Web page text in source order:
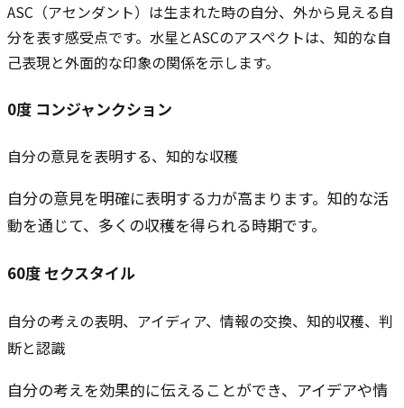
ASC（アセンダント）は生まれた時の自分、外から見える自
分を表す感受点です。水星とASCのアスペクトは、知的な自
己表現と外面的な印象の関係を示します。
0度 コンジャンクション
自分の意見を表明する、知的な収穫
自分の意見を明確に表明する力が高まります。知的な活
動を通じて、多くの収穫を得られる時期です。
60度 セクスタイル
自分の考えの表明、アイディア、情報の交換、知的収穫、判
断と認識
自分の考えを効果的に伝えることができ、アイデアや情